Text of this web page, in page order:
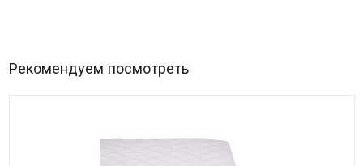
Рекомендуем посмотреть